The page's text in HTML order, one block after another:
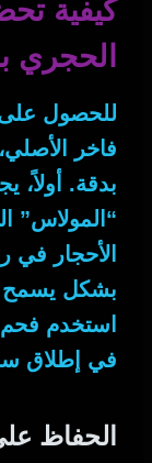
كيفية
الحجري
للحصول على
فاخر الأصلي
بدقة.
أولاً،
“المولاس”
الأحجار في
بشكل يسمح
استخدم فحم
في إطلاق
الحفاظ